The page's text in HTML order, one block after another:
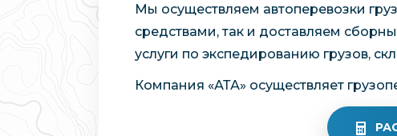
Мы осуществляем автоперевозки
средствами, так и доставляем
услуги по экспедированию грузов,
Компания «АТА» осуществляет